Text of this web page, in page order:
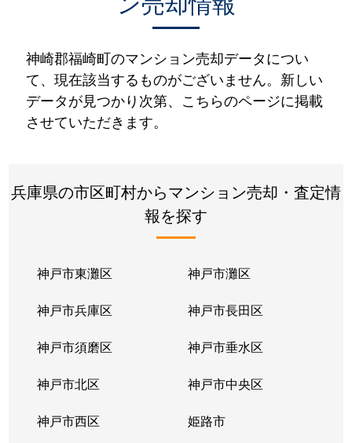
神崎郡福崎町のマンション売却データについ
て、現在該当するものがございません。新しい
データが見つかり次第、こちらのページに掲載
させていただきます。
兵庫県の市区町村からマンション売却・査定情
報を探す
神戸市東灘区 神戸市灘区
神戸市兵庫区 神戸市長田区
神戸市須磨区 神戸市垂水区
神戸市北区 神戸市中央区
神戸市西区 姫路市